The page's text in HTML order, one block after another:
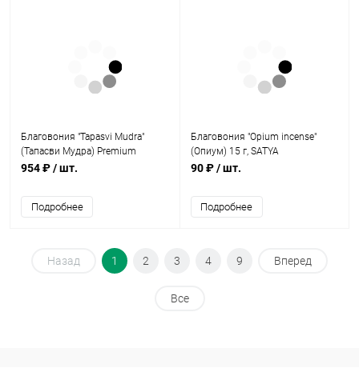
Благовония "Tapasvi Mudra"
(Тапасви Мудра) Premium
Incense Sticks 225 гр, NIKHIL
954 ₽/ шт.
Подробнее
Благовония "Opium incense"
(Опиум) 15 г, SATYA
90 ₽/ шт.
Подробнее
Назад 1 2 3 4 9 Вперед
Все